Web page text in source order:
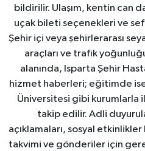
bildirilir. Ulaşım, kentin can
uçak bileti seçenekleri ve
Şehir içi veya şehirlerarası
araçları ve trafik
alanında, Isparta Şehir
hizmet haberleri; eğitimde
Üniversitesi gibi kurumlarla
takip edilir. Adli
açıklamaları, sosyal
takvimi ve gönderiler için